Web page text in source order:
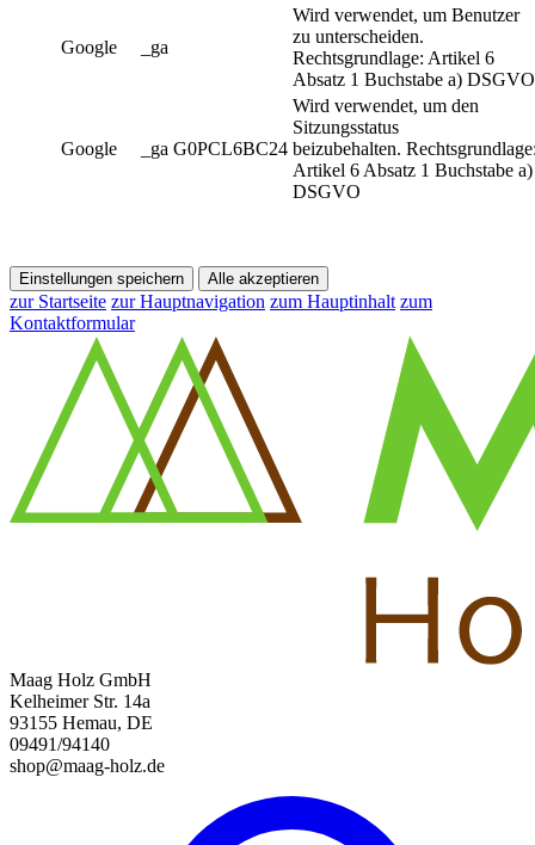
Google _ga
Wird verwendet, um Benutzer
zu unterscheiden.
Rechtsgrundlage: Artikel 6
Absatz 1 Buchstabe a) DSGVO
Google _ga G0PCL6BC24
Wird verwendet, um den
Sitzungsstatus
beizubehalten.
Artikel 6 Absatz 1 Buchstabe a)
DSGVO
Einstellungen speichern Alle akzeptieren
zur Startseite zur Hauptnavigation zum Hauptinhalt zum
Kontaktformular
Maag Holz GmbH
Kelheimer Str. 14a
93155 Hemau, DE
09491/94140
shop@maag-holz.de